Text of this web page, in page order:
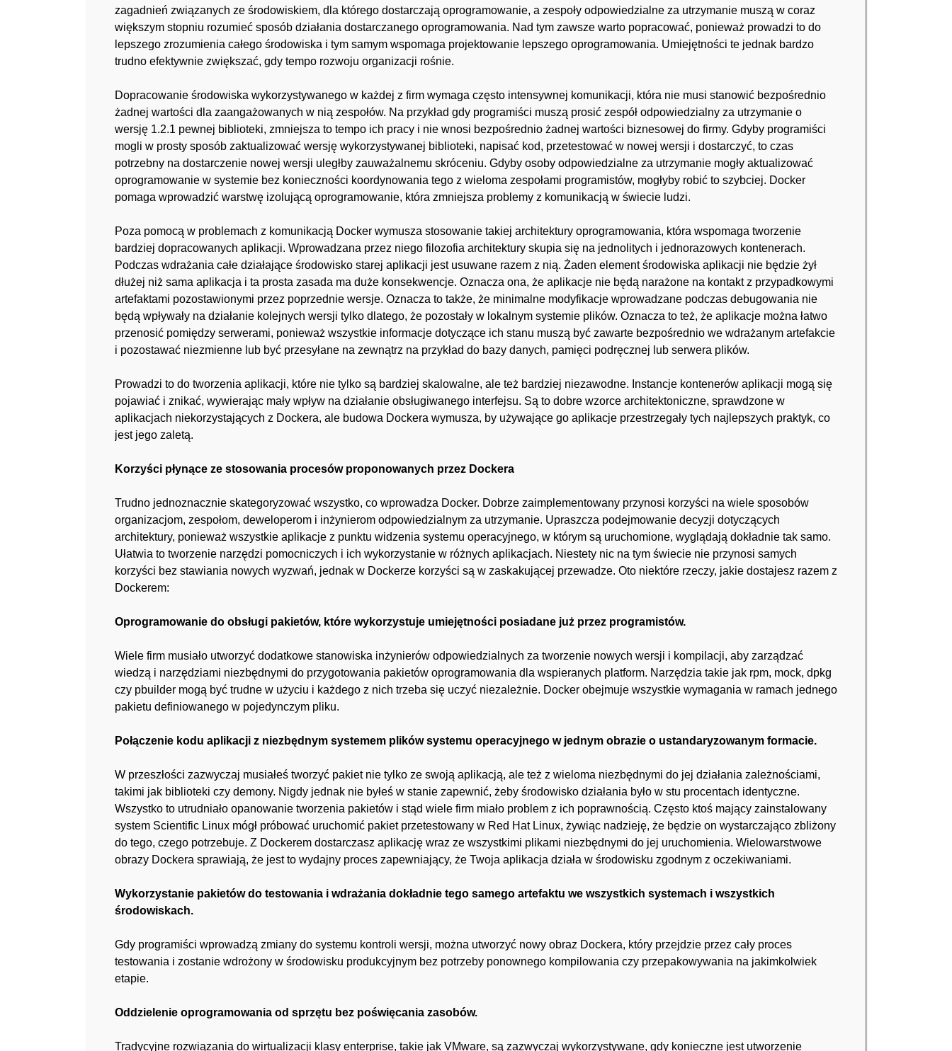
zagadnień związanych ze środowiskiem, dla którego dostarczają oprogramowanie, a zespoły odpowiedzialne za utrzymanie muszą w coraz
większym stopniu rozumieć sposób działania dostarczanego oprogramowania. Nad tym zawsze warto popracować, ponieważ prowadzi to do
lepszego zrozumienia całego środowiska i tym samym wspomaga projektowanie lepszego oprogramowania. Umiejętności te jednak bardzo
trudno efektywnie zwiększać, gdy tempo rozwoju organizacji rośnie.
Dopracowanie środowiska wykorzystywanego w każdej z firm wymaga często intensywnej komunikacji, która nie musi stanowić bezpośrednio
żadnej wartości dla zaangażowanych w nią zespołów. Na przykład gdy programiści muszą prosić zespół odpowiedzialny za utrzymanie o
wersję 1.2.1 pewnej biblioteki, zmniejsza to tempo ich pracy i nie wnosi bezpośrednio żadnej wartości biznesowej do firmy. Gdyby programiści
mogli w prosty sposób zaktualizować wersję wykorzystywanej biblioteki, napisać kod, przetestować w nowej wersji i dostarczyć, to czas
potrzebny na dostarczenie nowej wersji uległby zauważalnemu skróceniu. Gdyby osoby odpowiedzialne za utrzymanie mogły aktualizować
oprogramowanie w systemie bez konieczności koordynowania tego z wieloma zespołami programistów, mogłyby robić to szybciej. Docker
pomaga wprowadzić warstwę izolującą oprogramowanie, która zmniejsza problemy z komunikacją w świecie ludzi.
Poza pomocą w problemach z komunikacją Docker wymusza stosowanie takiej architektury oprogramowania, która wspomaga tworzenie
bardziej dopracowanych aplikacji. Wprowadzana przez niego filozofia architektury skupia się na jednolitych i jednorazowych kontenerach.
Podczas wdrażania całe działające środowisko starej aplikacji jest usuwane razem z nią. Żaden element środowiska aplikacji nie będzie żył
dłużej niż sama aplikacja i ta prosta zasada ma duże konsekwencje. Oznacza ona, że aplikacje nie będą narażone na kontakt z przypadkowymi
artefaktami pozostawionymi przez poprzednie wersje. Oznacza to także, że minimalne modyfikacje wprowadzane podczas debugowania nie
będą wpływały na działanie kolejnych wersji tylko dlatego, że pozostały w lokalnym systemie plików. Oznacza to też, że aplikacje można łatwo
przenosić pomiędzy serwerami, ponieważ wszystkie informacje dotyczące ich stanu muszą być zawarte bezpośrednio we wdrażanym artefakcie
i pozostawać niezmienne lub być przesyłane na zewnątrz na przykład do bazy danych, pamięci podręcznej lub serwera plików.
Prowadzi to do tworzenia aplikacji, które nie tylko są bardziej skalowalne, ale też bardziej niezawodne. Instancje kontenerów aplikacji mogą się
pojawiać i znikać, wywierając mały wpływ na działanie obsługiwanego interfejsu. Są to dobre wzorce architektoniczne, sprawdzone w
aplikacjach niekorzystających z Dockera, ale budowa Dockera wymusza, by używające go aplikacje przestrzegały tych najlepszych praktyk, co
jest jego zaletą.
Korzyści płynące ze stosowania procesów proponowanych przez Dockera
Trudno jednoznacznie skategoryzować wszystko, co wprowadza Docker. Dobrze zaimplementowany przynosi korzyści na wiele sposobów
organizacjom, zespołom, deweloperom i inżynierom odpowiedzialnym za utrzymanie. Upraszcza podejmowanie decyzji dotyczących
architektury, ponieważ wszystkie aplikacje z punktu widzenia systemu operacyjnego, w którym są uruchomione, wyglądają dokładnie tak samo.
Ułatwia to tworzenie narzędzi pomocniczych i ich wykorzystanie w różnych aplikacjach. Niestety nic na tym świecie nie przynosi samych
korzyści bez stawiania nowych wyzwań, jednak w Dockerze korzyści są w zaskakującej przewadze. Oto niektóre rzeczy, jakie dostajesz razem z
Dockerem:
Oprogramowanie do obsługi pakietów, które wykorzystuje umiejętności posiadane już przez programistów.
Wiele firm musiało utworzyć dodatkowe stanowiska inżynierów odpowiedzialnych za tworzenie nowych wersji i kompilacji, aby zarządzać
wiedzą i narzędziami niezbędnymi do przygotowania pakietów oprogramowania dla wspieranych platform. Narzędzia takie jak rpm, mock, dpkg
czy pbuilder mogą być trudne w użyciu i każdego z nich trzeba się uczyć niezależnie. Docker obejmuje wszystkie wymagania w ramach jednego
pakietu definiowanego w pojedynczym pliku.
Połączenie kodu aplikacji z niezbędnym systemem plików systemu operacyjnego w jednym obrazie o ustandaryzowanym formacie.
W przeszłości zazwyczaj musiałeś tworzyć pakiet nie tylko ze swoją aplikacją, ale też z wieloma niezbędnymi do jej działania zależnościami,
takimi jak biblioteki czy demony. Nigdy jednak nie byłeś w stanie zapewnić, żeby środowisko działania było w stu procentach identyczne.
Wszystko to utrudniało opanowanie tworzenia pakietów i stąd wiele firm miało problem z ich poprawnością. Często ktoś mający zainstalowany
system Scientific Linux mógł próbować uruchomić pakiet przetestowany w Red Hat Linux, żywiąc nadzieję, że będzie on wystarczająco zbliżony
do tego, czego potrzebuje. Z Dockerem dostarczasz aplikację wraz ze wszystkimi plikami niezbędnymi do jej uruchomienia. Wielowarstwowe
obrazy Dockera sprawiają, że jest to wydajny proces zapewniający, że Twoja aplikacja działa w środowisku zgodnym z oczekiwaniami.
Wykorzystanie pakietów do testowania i wdrażania dokładnie tego samego artefaktu we wszystkich systemach i wszystkich
środowiskach.
Gdy programiści wprowadzą zmiany do systemu kontroli wersji, można utworzyć nowy obraz Dockera, który przejdzie przez cały proces
testowania i zostanie wdrożony w środowisku produkcyjnym bez potrzeby ponownego kompilowania czy przepakowywania na jakimkolwiek
etapie.
Oddzielenie oprogramowania od sprzętu bez poświęcania zasobów.
Tradycyjne rozwiązania do wirtualizacji klasy enterprise, takie jak VMware, są zazwyczaj wykorzystywane, gdy konieczne jest utworzenie